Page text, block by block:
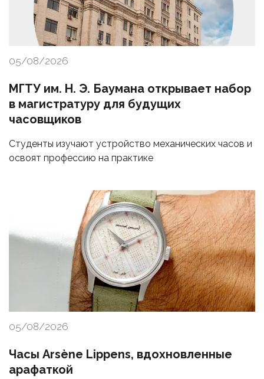
05/08/2026
МГТУ им. Н. Э. Баумана открывает набор
в магистратуру для будущих
часовщиков
Студенты изучают устройство механических часов и
освоят профессию на практике
05/08/2026
Часы Arsène Lippens, вдохновленные
арафаткой